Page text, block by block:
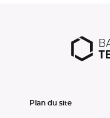
Plan du site